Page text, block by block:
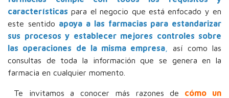
características para el negocio que está enfocado y en
este sentido apoya a las farmacias para estandarizar
sus procesos y establecer mejores controles sobre
las operaciones de la misma empresa
así como las
consultas de toda la información que se genera en la
farmacia en cualquier momento.
Te invitamos a conocer más razones de
cómo un